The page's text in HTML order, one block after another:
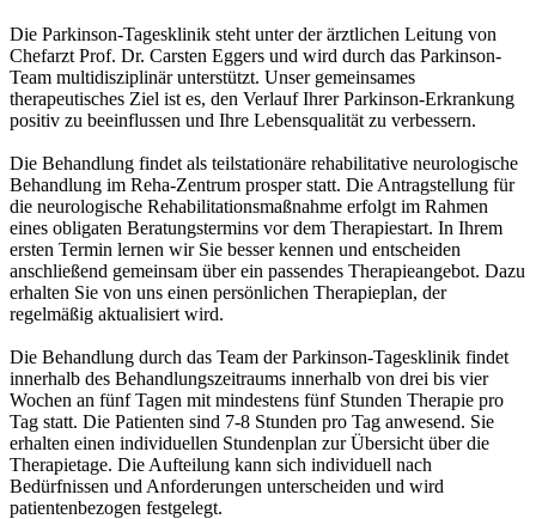
Die Parkinson-Tagesklinik steht unter der ärztlichen Leitung von
Chefarzt Prof. Dr. Carsten Eggers und wird durch das Parkinson-
Team multidisziplinär unterstützt. Unser gemeinsames
therapeutisches Ziel ist es, den Verlauf Ihrer Parkinson-Erkrankung
positiv zu beeinflussen und Ihre Lebensqualität zu verbessern.
Die Behandlung findet als teilstationäre rehabilitative neurologische
Behandlung im Reha-Zentrum prosper statt. Die Antragstellung für
die neurologische Rehabilitationsmaßnahme erfolgt im Rahmen
eines obligaten Beratungstermins vor dem Therapiestart. In Ihrem
ersten Termin lernen wir Sie besser kennen und entscheiden
anschließend gemeinsam über ein passendes Therapieangebot. Dazu
erhalten Sie von uns einen persönlichen Therapieplan, der
regelmäßig aktualisiert wird.
Die Behandlung durch das Team der Parkinson-Tagesklinik findet
innerhalb des Behandlungszeitraums innerhalb von drei bis vier
Wochen an fünf Tagen mit mindestens fünf Stunden Therapie pro
Tag statt. Die Patienten sind 7-8 Stunden pro Tag anwesend. Sie
erhalten einen individuellen Stundenplan zur Übersicht über die
Therapietage. Die Aufteilung kann sich individuell nach
Bedürfnissen und Anforderungen unterscheiden und wird
patientenbezogen festgelegt.